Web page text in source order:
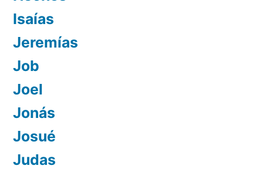
Isaías
Jeremías
Job
Joel
Jonás
Josué
Judas